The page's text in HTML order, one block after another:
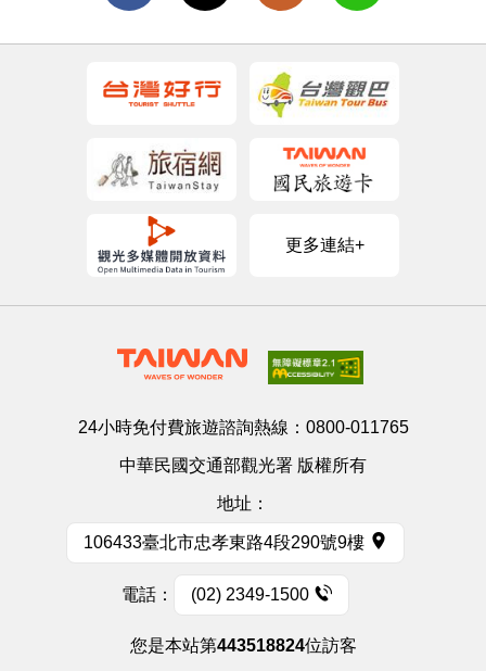
更多連結+
24小時免付費旅遊諮詢熱線： 0800-011765
中華民國交通部觀光署 版權所有
地址：
106433臺北市忠孝東路4段290號9樓
電話： (02) 2349-1500
您是本站第443518824位訪客